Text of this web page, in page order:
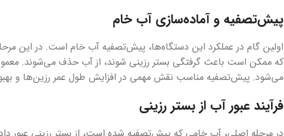
پیش‌تصفیه و آماده‌سازی آب خام
اولین گام در عملکرد این دستگاه‌ها، پیش‌تصفیه آب خام است. در این
که ممکن است باعث گرفتگی بستر رزینی شوند، از آب حذف می‌شوند. معمولاً
می‌شود. پیش‌تصفیه مناسب نقش مهمی در افزایش طول عمر رزین‌ها و
فرآیند عبور آب از بستر رزینی